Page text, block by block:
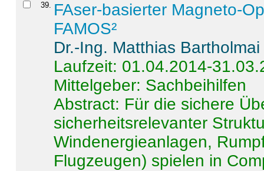
39. FAser-basierter Magneto-
FAMOS²
Dr.-Ing. Matthias Bartholmai
Laufzeit: 01.04.2014-
Mittelgeber: Sachbeihilfen
Abstract: Für die sichere
sicherheitsrelevanter
Windenergieanlagen,
Flugzeugen) spielen in